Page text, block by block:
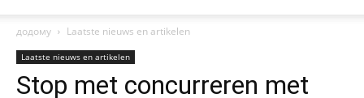
Analyse
додому Laatste nieuws en artikelen
Laatste nieuws en artikelen
Stop met concurreren met